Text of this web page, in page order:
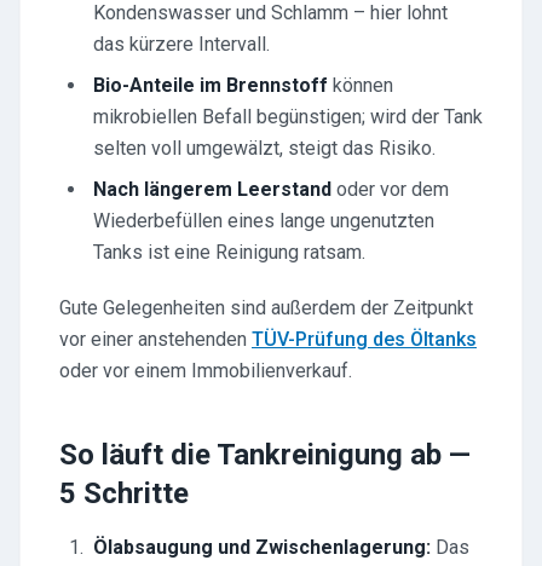
Kondenswasser und Schlamm – hier lohnt
das kürzere Intervall.
Bio-Anteile im Brennstoff können
mikrobiellen Befall begünstigen; wird der Tank
selten voll umgewälzt, steigt das Risiko.
Nach längerem Leerstand oder vor dem
Wiederbefüllen eines lange ungenutzten
Tanks ist eine Reinigung ratsam.
Gute Gelegenheiten sind außerdem der Zeitpunkt
vor einer anstehenden TÜV-Prüfung des Öltanks
oder vor einem Immobilienverkauf.
So läuft die Tankreinigung ab —
5 Schritte
Ölabsaugung und Zwischenlagerung: Das